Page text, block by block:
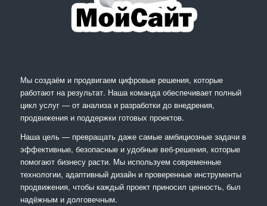
Мы создаём и продвигаем цифровые решения, которые
работают на результат. Наша команда обеспечивает полный
цикл услуг — от анализа и разработки до внедрения,
продвижения и поддержки готовых проектов.
Наша цель — превращать даже самые амбициозные задачи в
эффективные, безопасные и удобные веб-решения, которые
помогают бизнесу расти. Мы используем современные
технологии, адаптивный дизайн и проверенные инструменты
продвижения, чтобы каждый проект приносил ценность, был
надёжным и долговечным.